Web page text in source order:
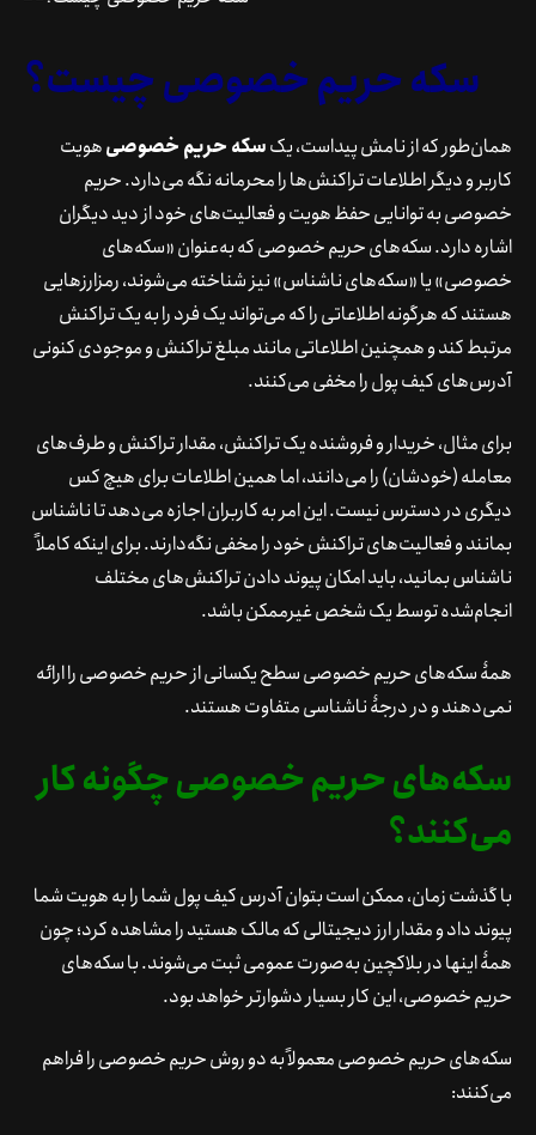
سکه حریم خصوصی چیست؟
همان‌طور که از نامش پیداست، یکسکه حریم خصوصیهویت
کاربر و دیگر اطلاعات تراکنش‌ها را محرمانه نگه می‌دارد. حریم
خصوصی به توانایی حفظ هویت و فعالیت‌های خود از دید دیگران
اشاره دارد. سکه‌های حریم خصوصی که به‌عنوان «سکه‌های
خصوصی» یا «سکه‌های ناشناس» نیز شناخته می‌شوند، رمزارزهایی
هستند که هرگونه اطلاعاتی را که می‌تواند یک فرد را به یک تراکنش
مرتبط کند و همچنین اطلاعاتی مانند مبلغ تراکنش و موجودی کنونی
آدرس‌های کیف پول را مخفی می‌کنند.
برای مثال، خریدار و فروشنده یک تراکنش، مقدار تراکنش و طرف‌های
معامله (خودشان) را می‌دانند، اما همین اطلاعات برای هیچ کس
دیگری در دسترس نیست. این امر به کاربران اجازه می‌دهد تا ناشناس
بمانند و فعالیت‌های تراکنش خود را مخفی نگه‌دارند. برای اینکه کاملاً
ناشناس بمانید، باید امکان پیوند دادن تراکنش‌های مختلف
انجام‌شده توسط یک شخص غیرممکن باشد.
همۀ سکه‌های حریم خصوصی سطح یکسانی از حریم خصوصی را ارائه
نمی‌دهند و در درجۀ ناشناسی متفاوت هستند.
سکه‌های حریم خصوصی چگونه کار
می‌کنند؟
با گذشت زمان، ممکن است بتوان آدرس کیف پول شما را به هویت شما
پیوند داد و مقدار ارز دیجیتالی که مالک هستید را مشاهده کرد؛ چون
همۀ اینها در بلاکچین به‌صورت عمومی ثبت می‌شوند. با سکه‌های
حریم خصوصی، این کار بسیار دشوارتر خواهد بود.
سکه‌های حریم خصوصی معمولاً به دو روش حریم خصوصی را فراهم
می‌کنند: